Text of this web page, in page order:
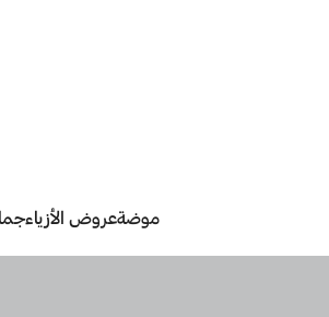
موضةعروض الأزياء